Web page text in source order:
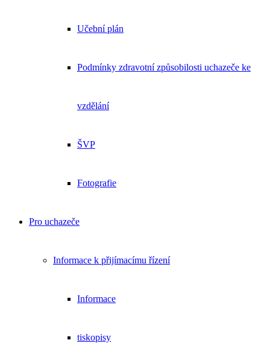
Učební plán
Podmínky zdravotní způsobilosti uchazeče ke
vzdělání
ŠVP
Fotografie
Pro uchazeče
Informace k přijímacímu řízení
Informace
tiskopisy